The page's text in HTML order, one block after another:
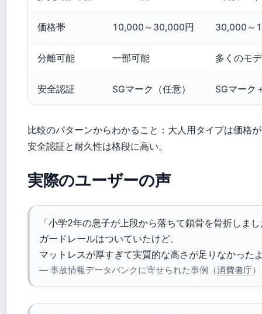
価格帯 10,000～30,000円 30,000～
分離可能 一部可能 多くのモ
安全認証 SGマーク（任意） SGマーク
比較のパターンからわかること：大人用タイプは価格
安全認証と耐久性は格段に高い。
実際のユーザーの声
「小学2年の息子が上段から落ちて鎖骨を骨折しま
ガードレールはついていたけど、
マットレスが厚すぎて実質的な高さが足りなかった
— 事故情報データバンクに寄せられた事例（消費者庁）